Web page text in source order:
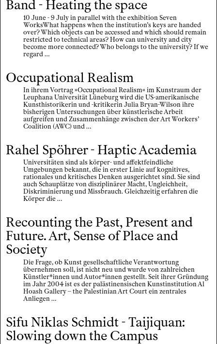
Band - Heating the space
10 June - 9 July in parallel with the exhibition Seven
WorksWhat happens when the institution’s keys are handed
over? Which objects can be accessed and which should remain
restricted to technical areas? How can university and city
become more connected? Who belongs to the university? If we
regard …
Occupational Realism
In ihrem Vortrag »Occupational Realism« im Kunstraum der
Leuphana Universität Lüneburg wird die US-amerikanische
Kunsthistorikerin und -kritikerin Julia Bryan-Wilson ihre
bisherigen Untersuchungen über künstlerische Arbeit
aufgreifen und Zusammenhänge zwischen der Art Workers’
Coalition (AWC) und …
Rahel Spöhrer - Haptic Academia
Universitäten sind als körper- und affektfeindliche
Umgebungen bekannt, die in erster Linie auf kognitives,
rationales und kritisches Denken ausgerichtet sind. Sie sind
auch Schauplätze von disziplinärer Macht, Ungleichheit,
Diskriminierung und Missbrauch. Gleichzeitig erfahren die
Körper die …
Recounting the Past, Present and
Future. Art, Sense of Place and
Society
Die Frage, ob Kunst gesellschaftliche Verantwortung
übernehmen soll, ist nicht neu und wurde von zahlreichen
Künstler*innen und Autor*innen gestellt. Seit ihrer Gründung
im Jahr 2004 ist es der palästinensischen Kunstinstitution Al
Hoash Gallery – the Palestinian Art Court ein zentrales
Anliegen …
Sifu Niklas Schmidt - Taijiquan:
Slowing down the Campus